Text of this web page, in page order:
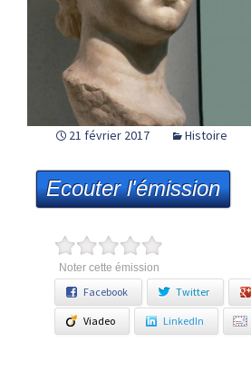
21 février 2017 Histoire
Ecouter l'émission
Noter cette émission
Facebook Twitter
Viadeo LinkedIn